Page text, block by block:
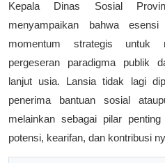
Kepala Dinas Sosial
menyampaikan bahwa
momentum strategis untuk
pergeseran paradigma publik
lanjut usia. Lansia tidak lagi
penerima bantuan sosial
melainkan sebagai pilar
potensi, kearifan, dan kontribusi